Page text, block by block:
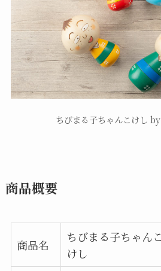
ちびまる子ちゃんこけし
商品概要
商品名
ちびまる子ちゃん
けし